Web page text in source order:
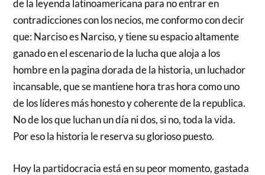
de la leyenda latinoamericana para no entrar en
contradicciones con los necios, me conformo con decir
que: Narciso es Narciso, y tiene su espacio altamente
ganado en el escenario de la lucha que aloja a los
hombre en la pagina dorada de la historia, un luchador
incansable, que se mantiene hora tras hora como uno
de los líderes más honesto y coherente de la republica.
No de los que luchan un día ni dos, si no, toda la vida.
Por eso la historia le reserva su glorioso puesto.
Hoy la partidocracia está en su peor momento, gastada